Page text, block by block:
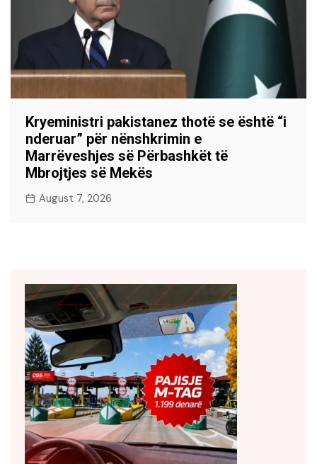
Kryeministri pakistanez thotë se është “i
nderuar” për nënshkrimin e
Marrëveshjes së Përbashkët të
Mbrojtjes së Mekës
August 7, 2026